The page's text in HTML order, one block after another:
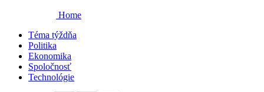
Home
Téma týždňa
Politika
Ekonomika
Spoločnosť
Technológie